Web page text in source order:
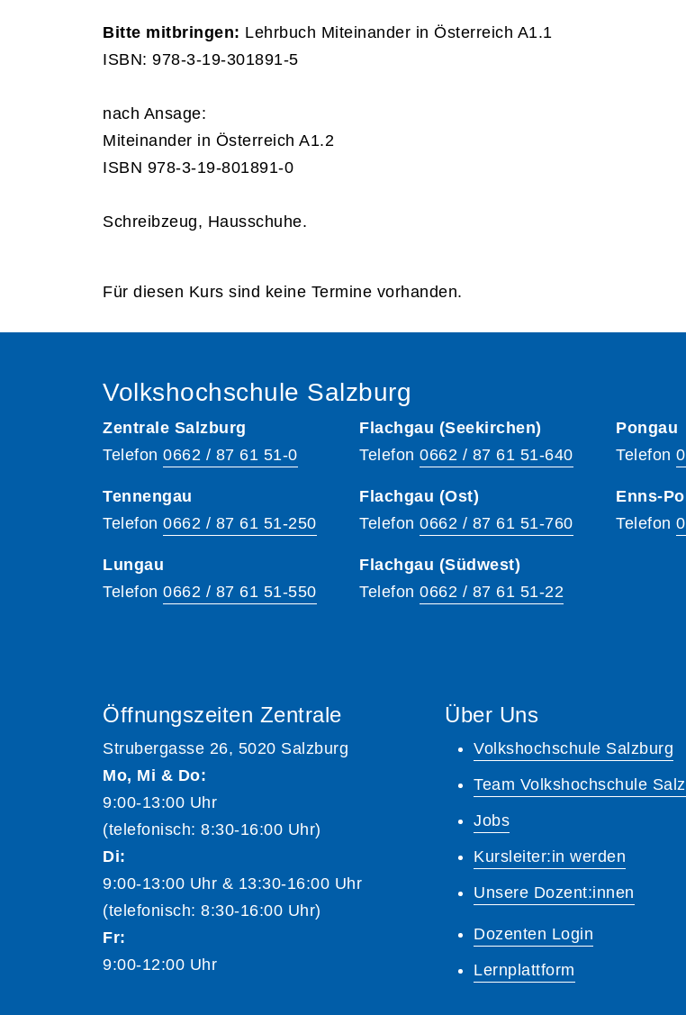
Bitte mitbringen: Lehrbuch Miteinander in Österreich A1.1
ISBN: 978-3-19-301891-5
nach Ansage:
Miteinander in Österreich A1.2
ISBN 978-3-19-801891-0
Schreibzeug, Hausschuhe.
Für diesen Kurs sind keine Termine vorhanden.
Volkshochschule Salzburg
Zentrale Salzburg
Telefon 0662 / 87 61 51-0
Tennengau
Telefon 0662 / 87 61 51-250
Lungau
Telefon 0662 / 87 61 51-550
Flachgau (Seekirchen)
Telefon 0662 / 87 61 51-640
Flachgau (Ost)
Telefon 0662 / 87 61 51-760
Flachgau (Südwest)
Telefon 0662 / 87 61 51-22
Pongau
Telefon
Enns-
Telefon
Öffnungszeiten Zentrale
Strubergasse 26, 5020 Salzburg
Mo, Mi & Do:
9:00-13:00 Uhr
(telefonisch: 8:30-16:00 Uhr)
Di:
9:00-13:00 Uhr & 13:30-16:00 Uhr
(telefonisch: 8:30-16:00 Uhr)
Fr:
9:00-12:00 Uhr
Über Uns
Volkshochschule Salzburg
Team Volkshochschule
Jobs
Kursleiter:in werden
Unsere Dozent:innen
Dozenten Login
Lernplattform